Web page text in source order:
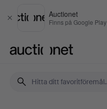
Stäng
Auctionet
Finns på Google Play